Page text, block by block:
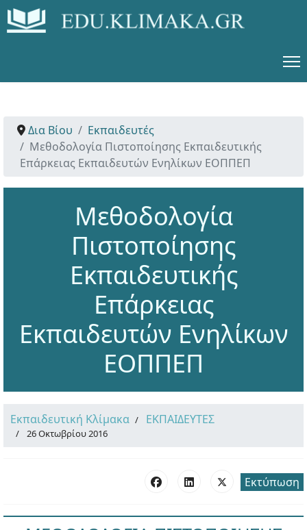
Δια Βίου
Εκπαιδευτές
Μεθοδολογία Πιστοποίησης Εκπαιδευτικής
Επάρκειας Εκπαιδευτών Ενηλίκων ΕΟΠΠΕΠ
Μεθοδολογία
Πιστοποίησης
Εκπαιδευτικής
Επάρκειας
Εκπαιδευτών Ενηλίκων
ΕΟΠΠΕΠ
Εκπαιδευτική Κλίμακα ΕΚΠΑΙΔΕΥΤΕΣ
26 Οκτωβρίου 2016
Εκτύπωση